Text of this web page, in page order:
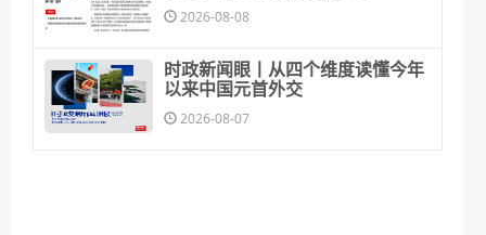
2026-08-08
时政新闻眼丨从四个维度读懂今年
以来中国元首外交
2026-08-07